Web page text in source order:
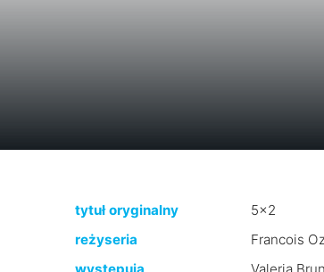
tytuł oryginalny
5x2
reżyseria
Francois